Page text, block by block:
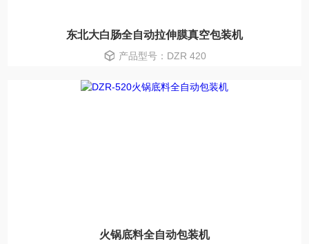
东北大白肠全自动拉伸膜真空包装机
产品型号：DZR 420
火锅底料全自动包装机